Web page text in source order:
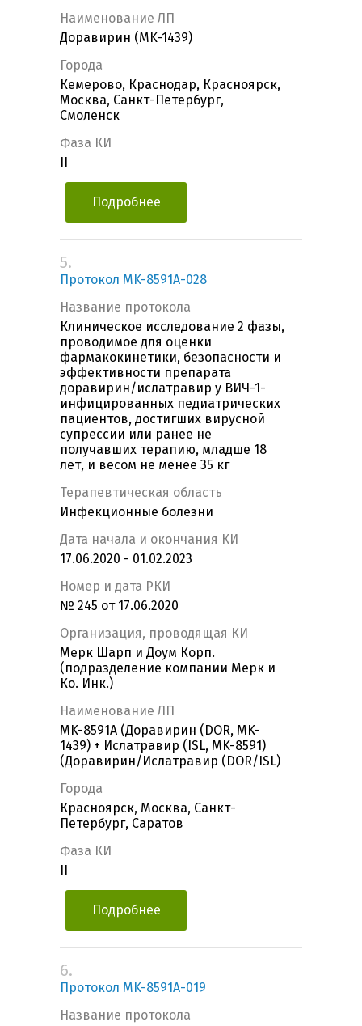
Наименование ЛП
Доравирин (MK-1439)
Города
Кемерово, Краснодар, Красноярск,
Москва, Санкт-Петербург,
Смоленск
Фаза КИ
Подробнее
5.
Протокол MK-8591A-028
Название протокола
Клиническое исследование 2 фазы,
проводимое для оценки
фармакокинетики, безопасности и
эффективности препарата
доравирин/ислатравир у ВИЧ-1-
инфицированных педиатрических
пациентов, достигших вирусной
супрессии или ранее не
получавших терапию, младше 18
лет, и весом не менее 35 кг
Терапевтическая область
Инфекционные болезни
Дата начала и окончания КИ
17.06.2020 - 01.02.2023
Номер и дата РКИ
№ 245 от 17.06.2020
Организация, проводящая КИ
Мерк Шарп и Доум Корп.
(подразделение компании Мерк и
Ко. Инк.)
Наименование ЛП
MK-8591A (Доравирин (DOR, MK-
1439) + Ислатравир (ISL, MK-8591)
(Доравирин/Ислатравир (DOR/ISL)
Города
Красноярск, Москва, Санкт-
Петербург, Саратов
Фаза КИ
Подробнее
6.
Протокол MK-8591A-019
Название протокола